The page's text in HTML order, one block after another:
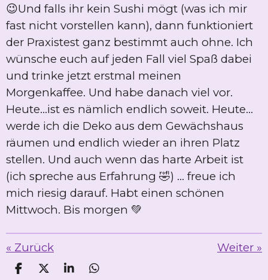
😉Und falls ihr kein Sushi mögt (was ich mir
fast nicht vorstellen kann), dann funktioniert
der Praxistest ganz bestimmt auch ohne. Ich
wünsche euch auf jeden Fall viel Spaß dabei
und trinke jetzt erstmal meinen
Morgenkaffee. Und habe danach viel vor.
Heute...ist es nämlich endlich soweit. Heute...
werde ich die Deko aus dem Gewächshaus
räumen und endlich wieder an ihren Platz
stellen. Und auch wenn das harte Arbeit ist
(ich spreche aus Erfahrung 🤣) ... freue ich
mich riesig darauf. Habt einen schönen
Mittwoch. Bis morgen 💚
« Zurück Weiter »
T
T
T
T